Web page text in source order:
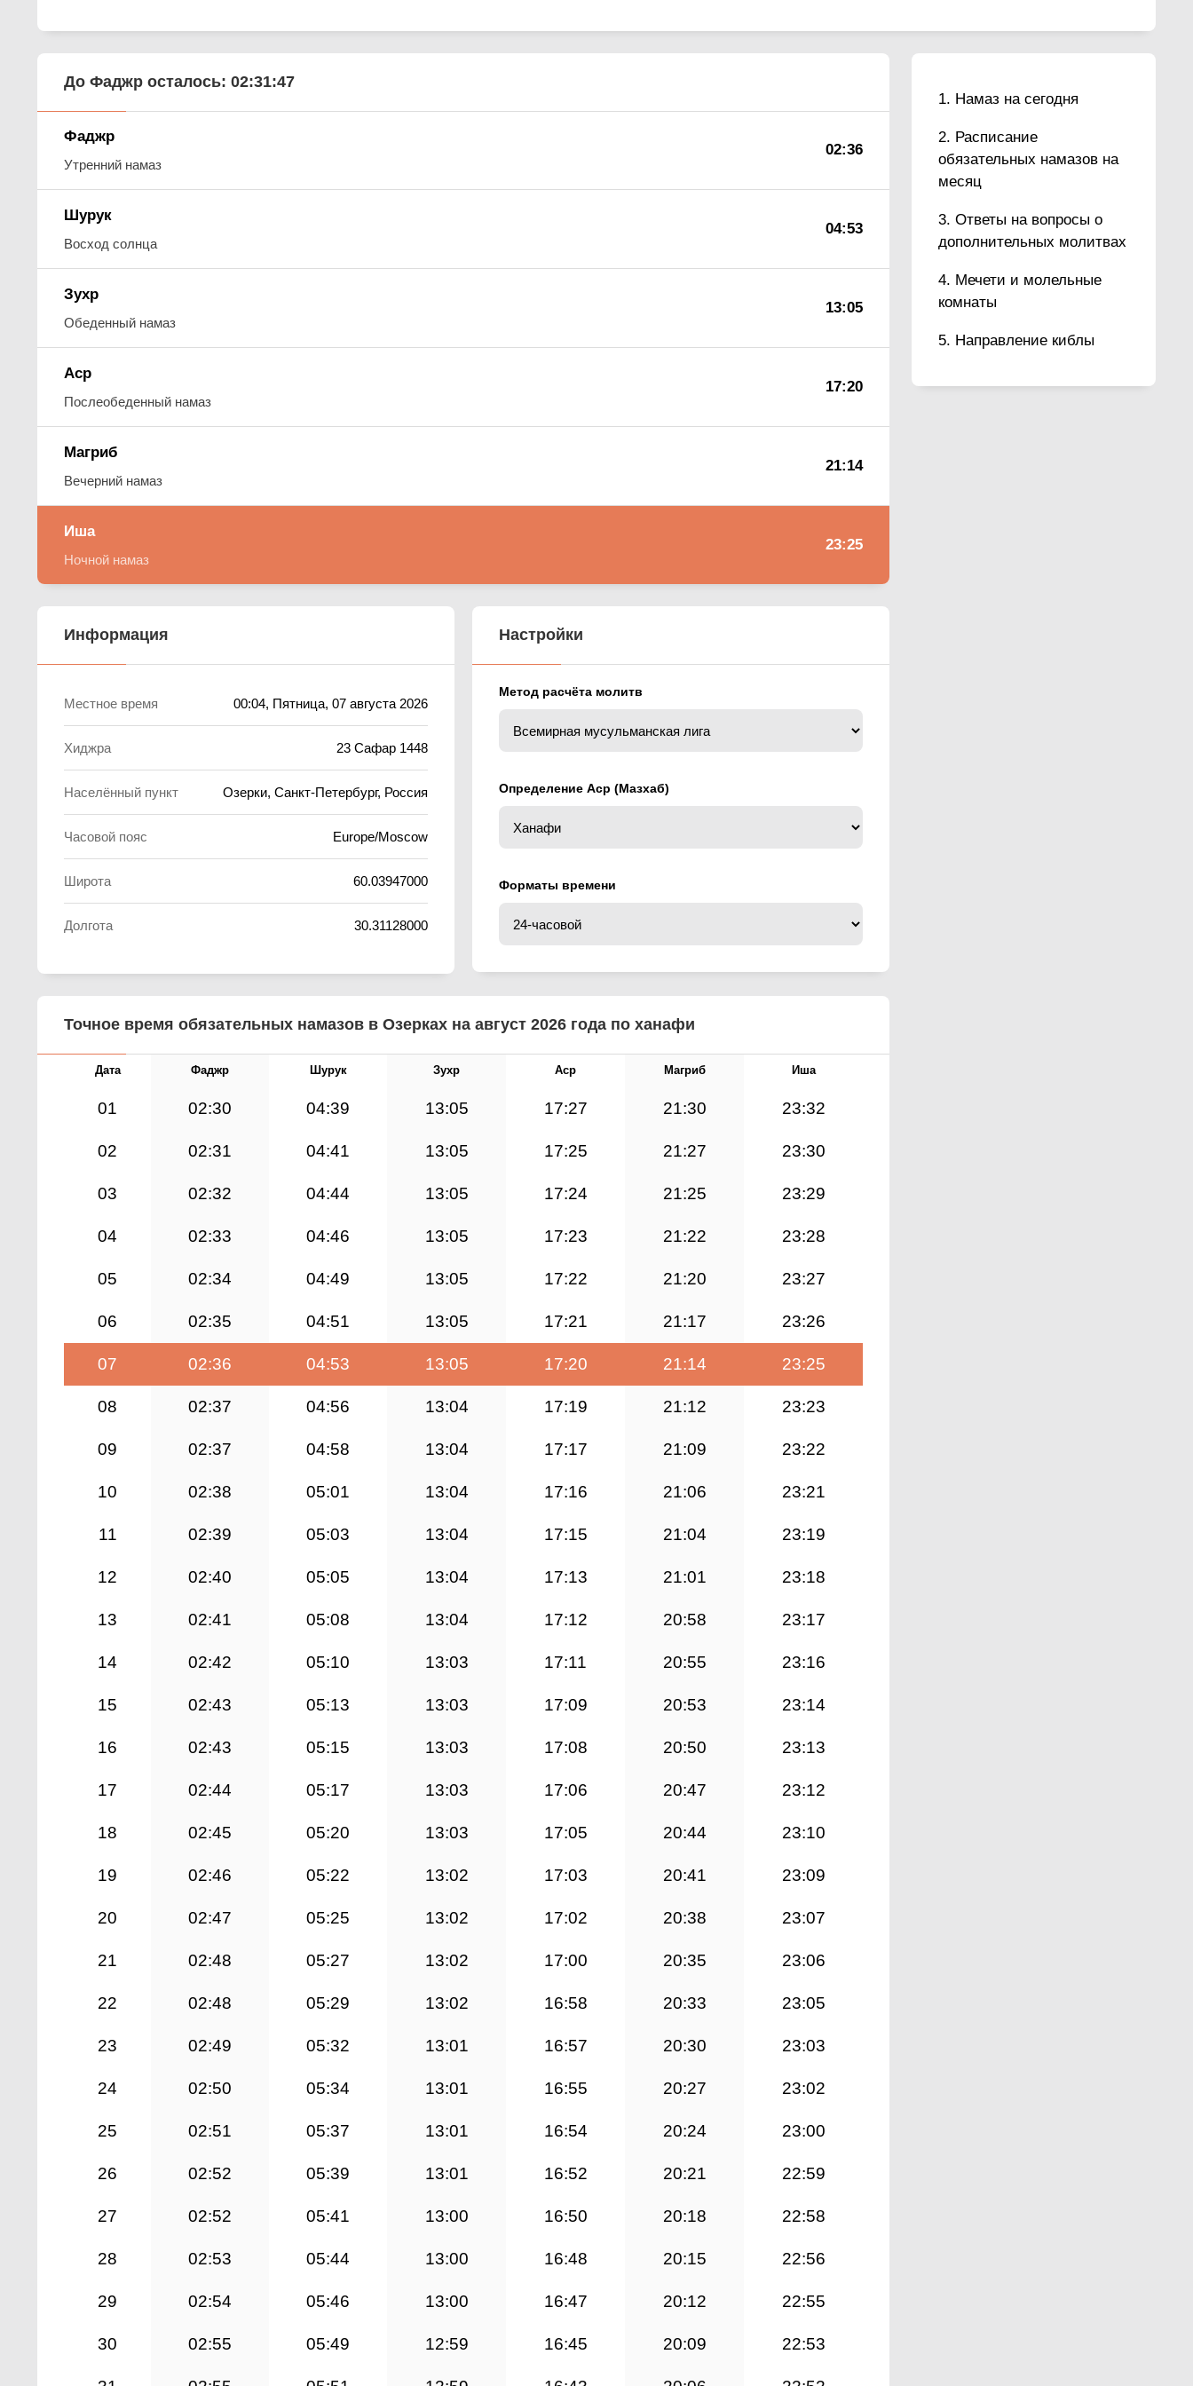
Намаз на сегодня
Расписание
обязательных намазов на
месяц
Ответы на вопросы о
дополнительных молитвах
Мечети и молельные
комнаты
Направление киблы
До Фаджр осталось: 02:31:45
Фаджр
Утренний намаз
02:36
Шурук
Восход солнца
04:53
Зухр
Обеденный намаз
13:05
Аср
Послеобеденный намаз
17:20
Магриб
Вечерний намаз
21:14
Иша
Ночной намаз
23:25
Информация
Местное время 00:04, Пятница, 07 августа 2026
Хиджра 23 Сафар 1448
Населённый пункт Озерки, Санкт-Петербург, Россия
Часовой пояс Europe/Moscow
Широта 60.03947000
Долгота 30.31128000
Настройки
Метод расчёта молитв
Определение Аср (Мазхаб)
Форматы времени
Точное время обязательных намазов в Озерках на август 2026 года по ханафи
Дата Фаджр Шурук Зухр Аср Магриб Иша
01 02:30 04:39 13:05 17:27 21:30 23:32
02 02:31 04:41 13:05 17:25 21:27 23:30
03 02:32 04:44 13:05 17:24 21:25 23:29
04 02:33 04:46 13:05 17:23 21:22 23:28
05 02:34 04:49 13:05 17:22 21:20 23:27
06 02:35 04:51 13:05 17:21 21:17 23:26
07 02:36 04:53 13:05 17:20 21:14 23:25
08 02:37 04:56 13:04 17:19 21:12 23:23
09 02:37 04:58 13:04 17:17 21:09 23:22
10 02:38 05:01 13:04 17:16 21:06 23:21
11 02:39 05:03 13:04 17:15 21:04 23:19
12 02:40 05:05 13:04 17:13 21:01 23:18
13 02:41 05:08 13:04 17:12 20:58 23:17
14 02:42 05:10 13:03 17:11 20:55 23:16
15 02:43 05:13 13:03 17:09 20:53 23:14
16 02:43 05:15 13:03 17:08 20:50 23:13
17 02:44 05:17 13:03 17:06 20:47 23:12
18 02:45 05:20 13:03 17:05 20:44 23:10
19 02:46 05:22 13:02 17:03 20:41 23:09
20 02:47 05:25 13:02 17:02 20:38 23:07
21 02:48 05:27 13:02 17:00 20:35 23:06
22 02:48 05:29 13:02 16:58 20:33 23:05
23 02:49 05:32 13:01 16:57 20:30 23:03
24 02:50 05:34 13:01 16:55 20:27 23:02
25 02:51 05:37 13:01 16:54 20:24 23:00
26 02:52 05:39 13:01 16:52 20:21 22:59
27 02:52 05:41 13:00 16:50 20:18 22:58
28 02:53 05:44 13:00 16:48 20:15 22:56
29 02:54 05:46 13:00 16:47 20:12 22:55
30 02:55 05:49 12:59 16:45 20:09 22:53